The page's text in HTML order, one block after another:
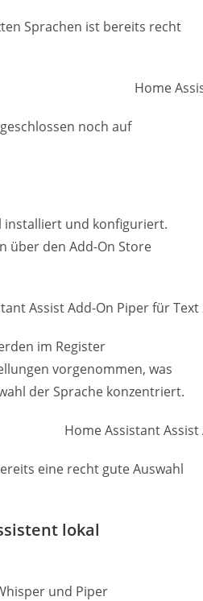
Sprachen ist bereits recht
noch auf
installiert und konfiguriert.
über den Add-On Store
im Register
vorgenommen, was
der Sprache konzentriert.
eine recht gute Auswahl
lokal
und Piper